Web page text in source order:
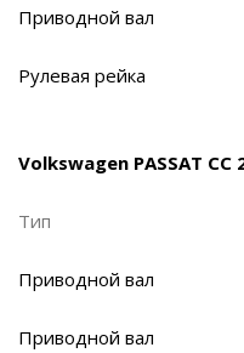
Приводной вал
Рулевая рейка
Volkswagen PASSAT CC
Тип
Приводной вал
Приводной вал